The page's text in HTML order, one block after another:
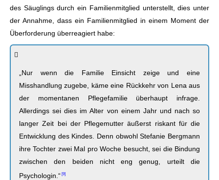
des Säuglings durch ein Familienmitglied unterstellt, dies unter
der Annahme, dass ein Familienmitglied in einem Moment der
Überforderung überreagiert habe:
„Nur wenn die Familie Einsicht zeige und eine
Misshandlung zugebe, käme eine Rückkehr von Lena aus
der momentanen Pflegefamilie überhaupt infrage.
Allerdings sei dies im Alter von einem Jahr und nach so
langer Zeit bei der Pflegemutter äußerst riskant für die
Entwicklung des Kindes. Denn obwohl Stefanie Bergmann
ihre Tochter zwei Mal pro Woche besucht, sei die Bindung
zwischen den beiden nicht eng genug, urteilt die
Psychologin.“